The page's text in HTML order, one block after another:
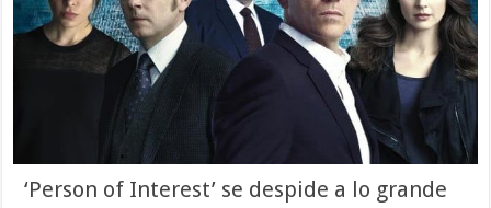
‘Person of Interest’ se despide a lo grande